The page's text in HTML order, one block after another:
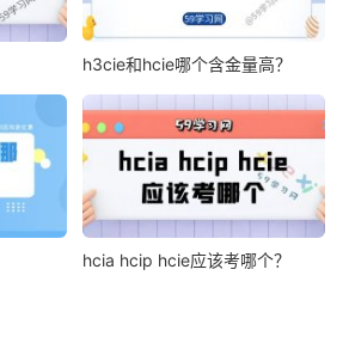
h3cie和hcie哪个含金量高？
hcia hcip hcie应该考哪个？